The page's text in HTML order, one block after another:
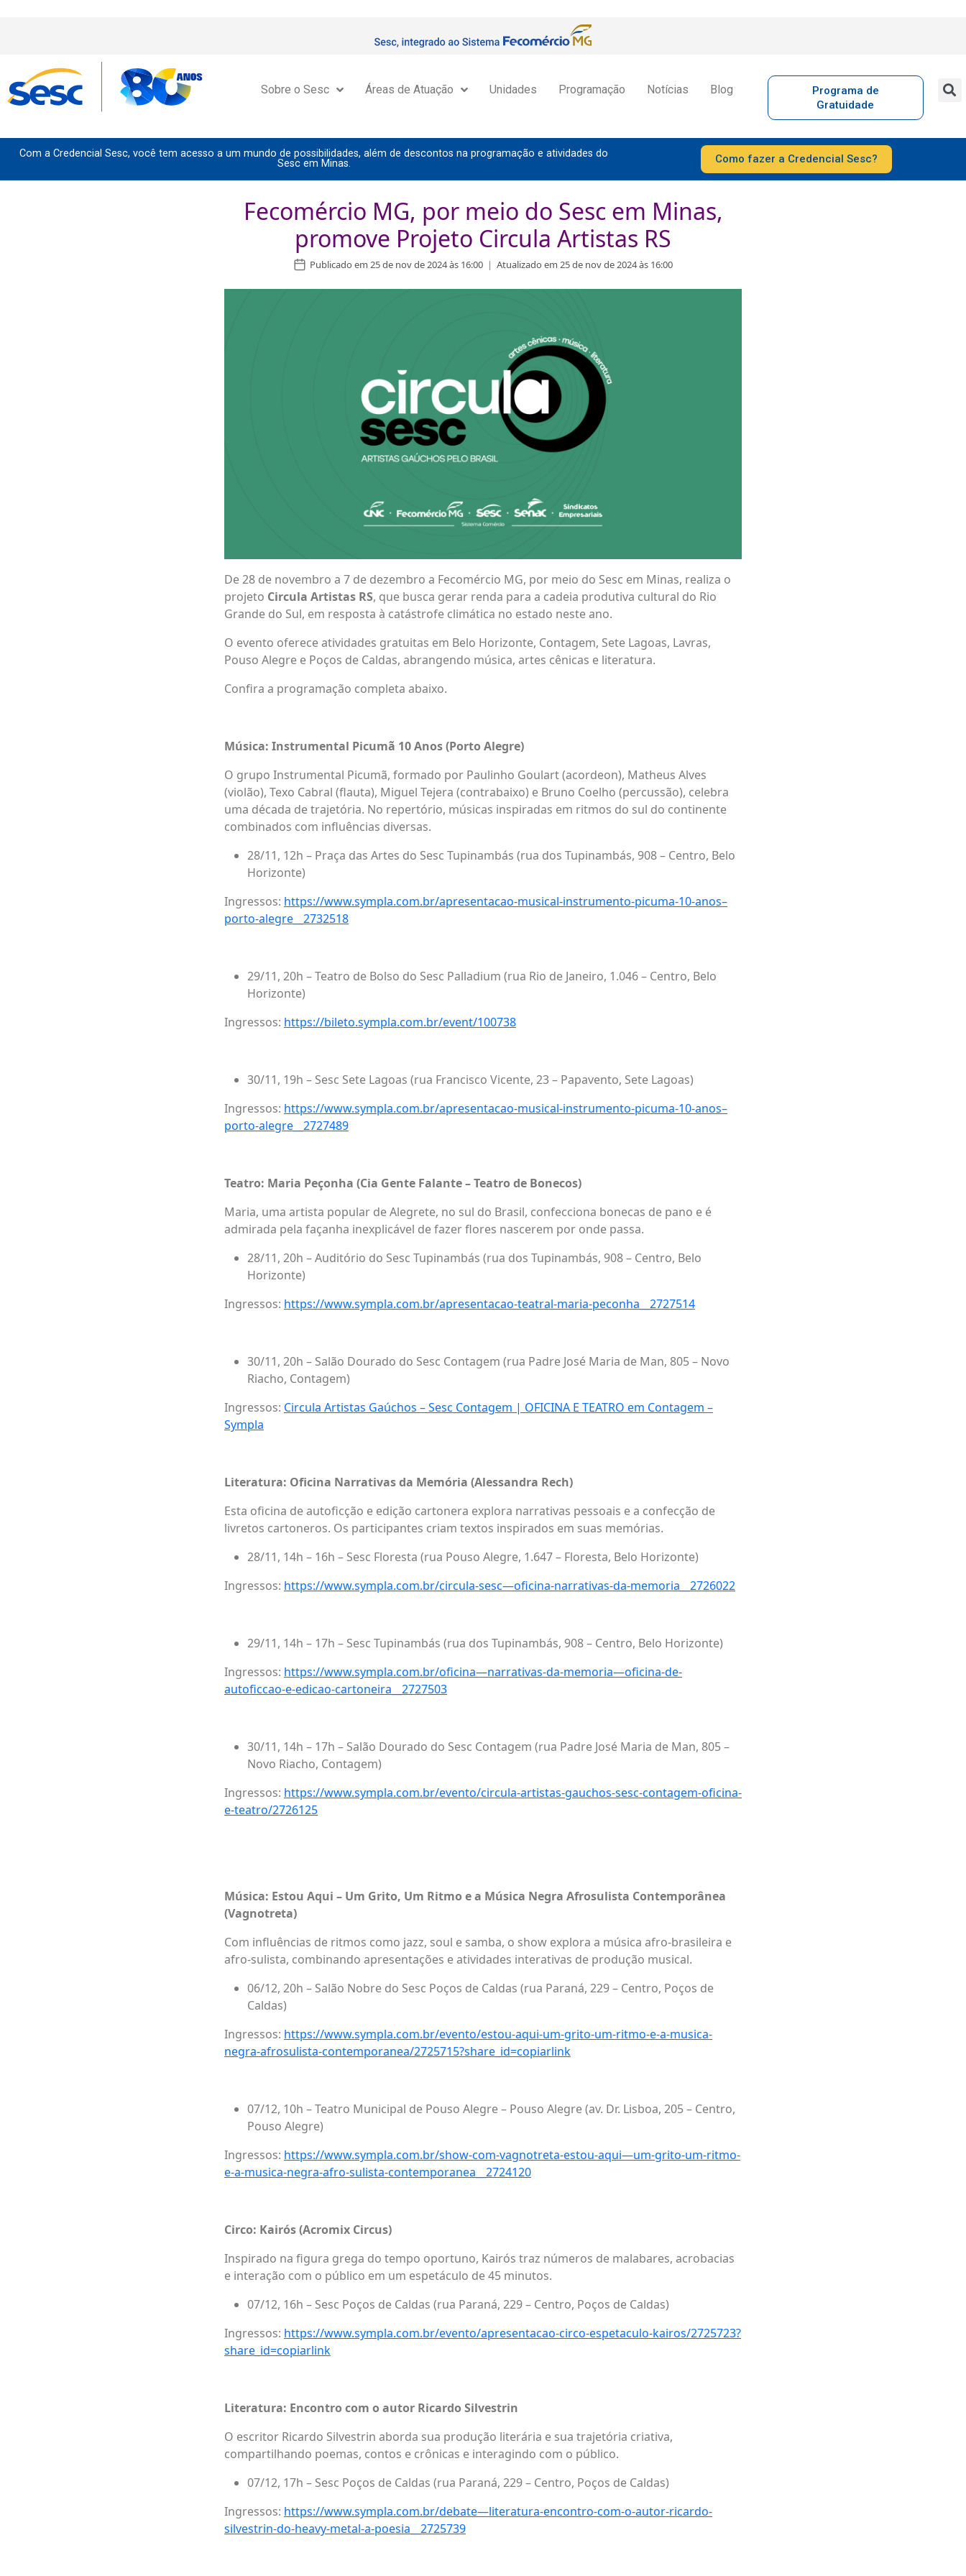
Sobre o Sesc Áreas de Atuação Unidades Programação Notícias Blog
Programa de
Gratuidade
Com a Credencial Sesc, você tem acesso a um mundo de possibilidades, além de descontos na programação e atividades do
Sesc em Minas.
Como fazer a Credencial Sesc?
Fecomércio MG, por meio do Sesc em Minas,
promove Projeto Circula Artistas RS
Publicado em 25 de nov de 2024 às 16:00 | Atualizado em 25 de nov de 2024 às 16:00
De 28 de novembro a 7 de dezembro a Fecomércio MG, por meio do Sesc em Minas, realiza o
projeto Circula Artistas RS, que busca gerar renda para a cadeia produtiva cultural do Rio
Grande do Sul, em resposta à catástrofe climática no estado neste ano.
O evento oferece atividades gratuitas em Belo Horizonte, Contagem, Sete Lagoas, Lavras,
Pouso Alegre e Poços de Caldas, abrangendo música, artes cênicas e literatura.
Confira a programação completa abaixo.
Música: Instrumental Picumã 10 Anos (Porto Alegre)
O grupo Instrumental Picumã, formado por Paulinho Goulart (acordeon), Matheus Alves
(violão), Texo Cabral (flauta), Miguel Tejera (contrabaixo) e Bruno Coelho (percussão), celebra
uma década de trajetória. No repertório, músicas inspiradas em ritmos do sul do continente
combinados com influências diversas.
28/11, 12h – Praça das Artes do Sesc Tupinambás (rua dos Tupinambás, 908 – Centro, Belo
Horizonte)
Ingressos: https://www.sympla.com.br/apresentacao-musical-instrumento-picuma-10-anos–
porto-alegre__2732518
29/11, 20h – Teatro de Bolso do Sesc Palladium (rua Rio de Janeiro, 1.046 – Centro, Belo
Horizonte)
Ingressos: https://bileto.sympla.com.br/event/100738
30/11, 19h – Sesc Sete Lagoas (rua Francisco Vicente, 23 – Papavento, Sete Lagoas)
Ingressos: https://www.sympla.com.br/apresentacao-musical-instrumento-picuma-10-anos–
porto-alegre__2727489
Teatro: Maria Peçonha (Cia Gente Falante – Teatro de Bonecos)
Maria, uma artista popular de Alegrete, no sul do Brasil, confecciona bonecas de pano e é
admirada pela façanha inexplicável de fazer flores nascerem por onde passa.
28/11, 20h – Auditório do Sesc Tupinambás (rua dos Tupinambás, 908 – Centro, Belo
Horizonte)
Ingressos: https://www.sympla.com.br/apresentacao-teatral-maria-peconha__2727514
30/11, 20h – Salão Dourado do Sesc Contagem (rua Padre José Maria de Man, 805 – Novo
Riacho, Contagem)
Ingressos: Circula Artistas Gaúchos – Sesc Contagem | OFICINA E TEATRO em Contagem –
Sympla
Literatura: Oficina Narrativas da Memória (Alessandra Rech)
Esta oficina de autoficção e edição cartonera explora narrativas pessoais e a confecção de
livretos cartoneros. Os participantes criam textos inspirados em suas memórias.
28/11, 14h – 16h – Sesc Floresta (rua Pouso Alegre, 1.647 – Floresta, Belo Horizonte)
Ingressos: https://www.sympla.com.br/circula-sesc—oficina-narrativas-da-memoria__2726022
29/11, 14h – 17h – Sesc Tupinambás (rua dos Tupinambás, 908 – Centro, Belo Horizonte)
Ingressos: https://www.sympla.com.br/oficina—narrativas-da-memoria—oficina-de-
autoficcao-e-edicao-cartoneira__2727503
30/11, 14h – 17h – Salão Dourado do Sesc Contagem (rua Padre José Maria de Man, 805 –
Novo Riacho, Contagem)
Ingressos: https://www.sympla.com.br/evento/circula-artistas-gauchos-sesc-contagem-oficina-
e-teatro/2726125
Música: Estou Aqui – Um Grito, Um Ritmo e a Música Negra Afrosulista Contemporânea
(Vagnotreta)
Com influências de ritmos como jazz, soul e samba, o show explora a música afro-brasileira e
afro-sulista, combinando apresentações e atividades interativas de produção musical.
06/12, 20h – Salão Nobre do Sesc Poços de Caldas (rua Paraná, 229 – Centro, Poços de
Caldas)
Ingressos: https://www.sympla.com.br/evento/estou-aqui-um-grito-um-ritmo-e-a-musica-
negra-afrosulista-contemporanea/2725715?share_id=copiarlink
07/12, 10h – Teatro Municipal de Pouso Alegre – Pouso Alegre (av. Dr. Lisboa, 205 – Centro,
Pouso Alegre)
Ingressos: https://www.sympla.com.br/show-com-vagnotreta-estou-aqui—um-grito-um-ritmo-
e-a-musica-negra-afro-sulista-contemporanea__2724120
Circo: Kairós (Acromix Circus)
Inspirado na figura grega do tempo oportuno, Kairós traz números de malabares, acrobacias
e interação com o público em um espetáculo de 45 minutos.
07/12, 16h – Sesc Poços de Caldas (rua Paraná, 229 – Centro, Poços de Caldas)
Ingressos: https://www.sympla.com.br/evento/apresentacao-circo-espetaculo-kairos/2725723?
share_id=copiarlink
Literatura: Encontro com o autor Ricardo Silvestrin
O escritor Ricardo Silvestrin aborda sua produção literária e sua trajetória criativa,
compartilhando poemas, contos e crônicas e interagindo com o público.
07/12, 17h – Sesc Poços de Caldas (rua Paraná, 229 – Centro, Poços de Caldas)
Ingressos: https://www.sympla.com.br/debate—literatura-encontro-com-o-autor-ricardo-
silvestrin-do-heavy-metal-a-poesia__2725739